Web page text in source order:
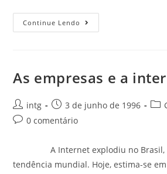
Continue Lendo
As empresas e a
intg 3 de junho de 1996
0 comentário
A Internet explodiu no Brasil,
tendência mundial. Hoje, estima-se